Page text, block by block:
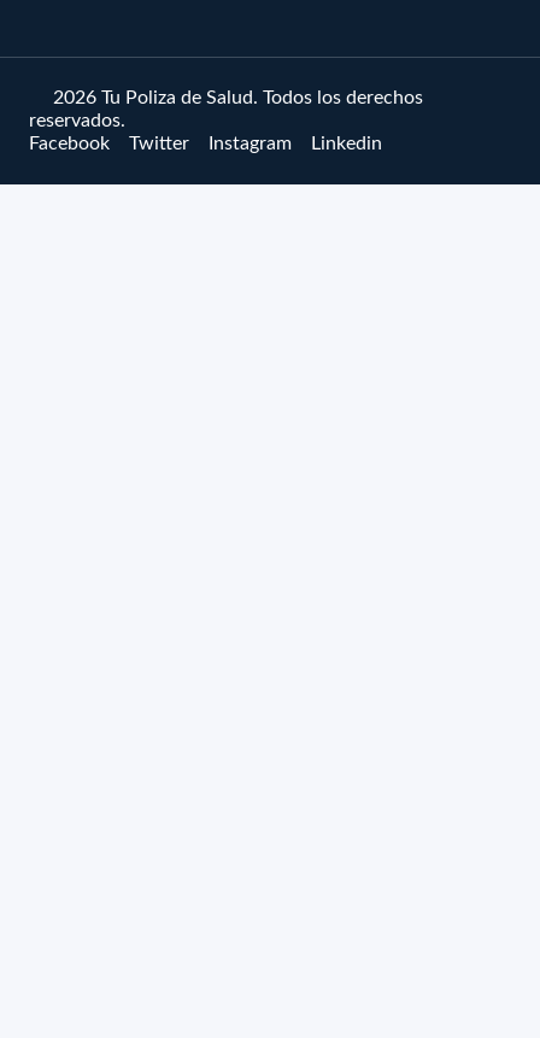
© 2026 Tu Poliza de Salud. Todos los derechos
reservados.
Facebook
Twitter Instagram Linkedin